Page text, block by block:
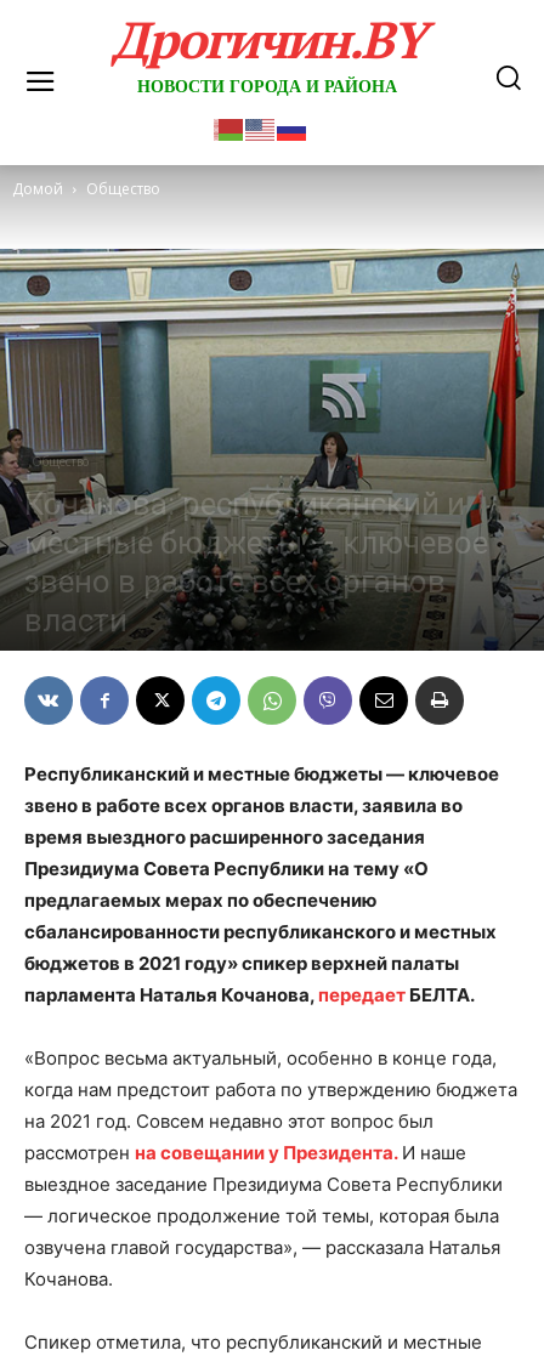
Дрогичин.BY
НОВОСТИ ГОРОДА И РАЙОНА
Домой Общество
Общество
Кочанова: республиканский и
местные бюджеты — ключевое
звено в работе всех органов
власти
Республиканский и местные бюджеты — ключевое
звено в работе всех органов власти, заявила во
время выездного расширенного заседания
Президиума Совета Республики на тему «О
предлагаемых мерах по обеспечению
сбалансированности республиканского и местных
бюджетов в 2021 году» спикер верхней палаты
парламента Наталья Кочанова, передает БЕЛТА.
«Вопрос весьма актуальный, особенно в конце года,
когда нам предстоит работа по утверждению бюджета
на 2021 год. Совсем недавно этот вопрос был
рассмотрен на совещании у Президента. И наше
выездное заседание Президиума Совета Республики
— логическое продолжение той темы, которая была
озвучена главой государства», — рассказала Наталья
Кочанова.
Спикер отметила, что республиканский и местные